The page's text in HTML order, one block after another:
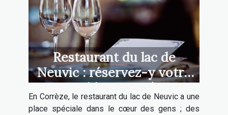
Restaurant du lac de
Neuvic : réservez-y votre
table en 2025
En Corrèze, le restaurant du lac de Neuvic a une
place spéciale dans le cœur des gens ; des